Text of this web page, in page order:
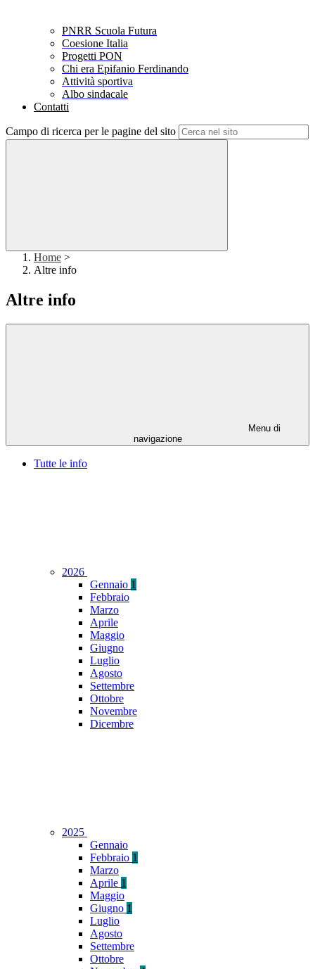
PNRR Scuola Futura
Coesione Italia
Progetti PON
Chi era Epifanio Ferdinando
Attività sportiva
Albo sindacale
Contatti
Campo di ricerca per le pagine del sito
Home >
Altre info
Altre info
Menu di
navigazione
Tutte le info
2026
Gennaio 1
Febbraio
Marzo
Aprile
Maggio
Giugno
Luglio
Agosto
Settembre
Ottobre
Novembre
Dicembre
2025
Gennaio
Febbraio 1
Marzo
Aprile 1
Maggio
Giugno 1
Luglio
Agosto
Settembre
Ottobre